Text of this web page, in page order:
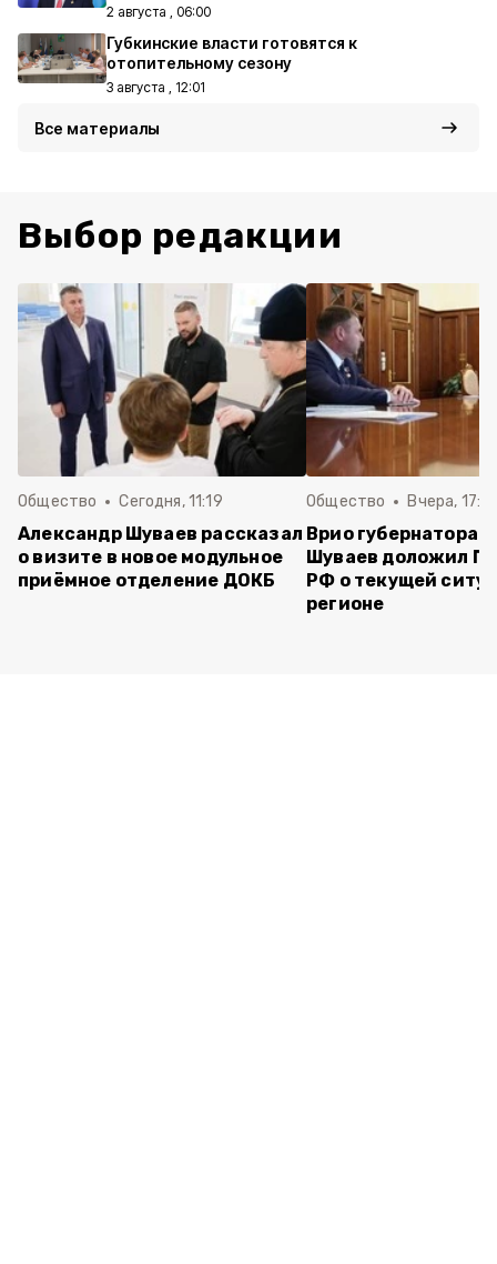
2 августа , 06:00
Губкинские власти готовятся к
отопительному сезону
3 августа , 12:01
Все материалы
Выбор редакции
Общество Сегодня, 11:19
Александр Шуваев рассказал
о визите в новое модульное
приёмное отделение ДОКБ
Общество Вчера,
Врио губернатора
Шуваев доложил
РФ о текущей
регионе